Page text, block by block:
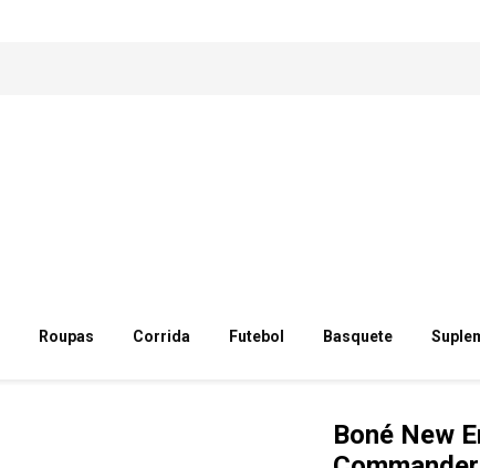
Roupas Corrida Futebol Basquete
Boné New